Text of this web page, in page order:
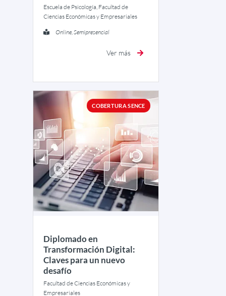
Escuela de Psicología, Facultad de
Ciencias Económicas y Empresariales
Online, Semipresencial
Ver más
COBERTURA SENCE
Diplomado en
Transformación Digital:
Claves para un nuevo
desafío
Facultad de Ciencias Económicas y
Empresariales